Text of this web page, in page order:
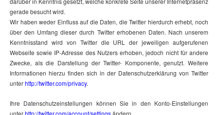
gerade besucht wird.
Wir haben weder Einfluss auf die Daten, die Twitter hierdurch erhebt, noch
über den Umfang dieser durch Twitter erhobenen Daten. Nach unserem
Kenntnisstand wird von Twitter die URL der jeweiligen aufgerufenen
Webseite sowie IP-Adresse des Nutzers erhoben, jedoch nicht für andere
Zwecke, als die Darstellung der Twitter- Komponente, genutzt. Weitere
Informationen hierzu finden sich in der Datenschutzerklärung von Twitter
unterhttp://twitter.com/privacy.
Ihre Datenschutzeinstellungen können Sie in den Konto-Einstellungen